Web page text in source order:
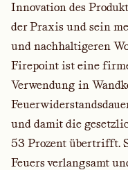
Innovation des
der Praxis und sein
und nachhaltigeren
Firepoint ist eine
Verwendung in
und damit die
53 Prozent übertrifft.
Feuers verlangsamt